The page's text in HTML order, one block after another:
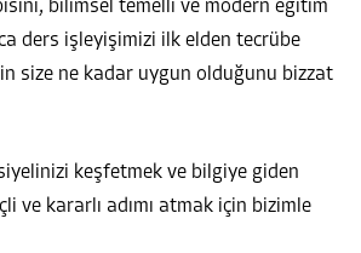
bilimsel temelli ve modern eğitim
ders işleyişimizi ilk elden tecrübe
size ne kadar uygun olduğunu bizzat
keşfetmek ve bilgiye giden
ve kararlı adımı atmak için bizimle